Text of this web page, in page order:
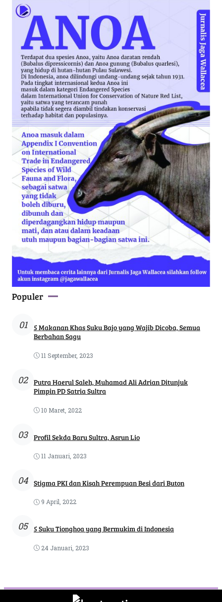
Populer
01
5 Makanan Khas Suku Bajo yang Wajib Dicoba, Semua
Berbahan Sagu
11 September, 2023
02
Putra Haerul Saleh, Muhamad Ali Adrian Ditunjuk
Pimpin PD Satria Sultra
10 Maret, 2022
03 Profil Sekda Baru Sultra, Asrun Lio
11 Januari, 2023
04 Stigma PKI dan Kisah Perempuan Besi dari Buton
9 April, 2022
05 5 Suku Tionghoa yang Bermukim di Indonesia
24 Januari, 2023